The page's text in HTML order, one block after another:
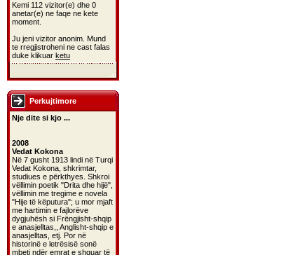
Kemi 112 vizitor(e) dhe 0
anetar(e) ne faqe ne kete
moment.
Ju jeni vizitor anonim. Mund
te rregjistroheni ne cast falas
duke klikuar ketu
Perkujtimore
Nje dite si kjo ...
2008
Vedat Kokona
Në 7 gusht 1913 lindi në Turqi
Vedat Kokona, shkrimtar,
studiues e përkthyes. Shkroi
vëllimin poetik "Drita dhe hijë",
vëllimin me tregime e novela
"Hije të këputura"; u mor mjaft
me hartimin e fajlorëve
dygjuhësh si Frëngjisht-shqip
e anasjelltas,, Anglisht-shqip e
anasjelltas, etj. Por në
historinë e letrësisë sonë
mbeti ndër emrat e shquar të